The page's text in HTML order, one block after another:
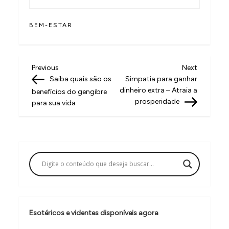
BEM-ESTAR
N
a
v
a
ç
o
d
Previous
Post
Previous
Saiba quais são os
benefícios do gengibre
para sua vida
Next
Post
Next
Simpatia para ganhar
dinheiro extra – Atraia a
prosperidade
Esotéricos e videntes disponíveis agora